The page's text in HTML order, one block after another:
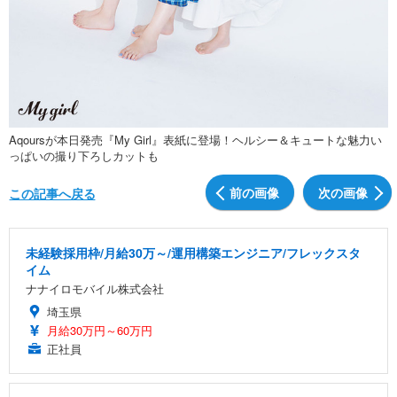
Aqoursが本日発売『My Girl』表紙に登場！ヘルシー＆キュートな魅力い
っぱいの撮り下ろしカットも
前の画像 次の画像
この記事へ戻る
未経験採用枠/月給30万～/運用構築エンジニア/フレックスタ
イム
ナナイロモバイル株式会社
埼玉県
月給30万円～60万円
正社員